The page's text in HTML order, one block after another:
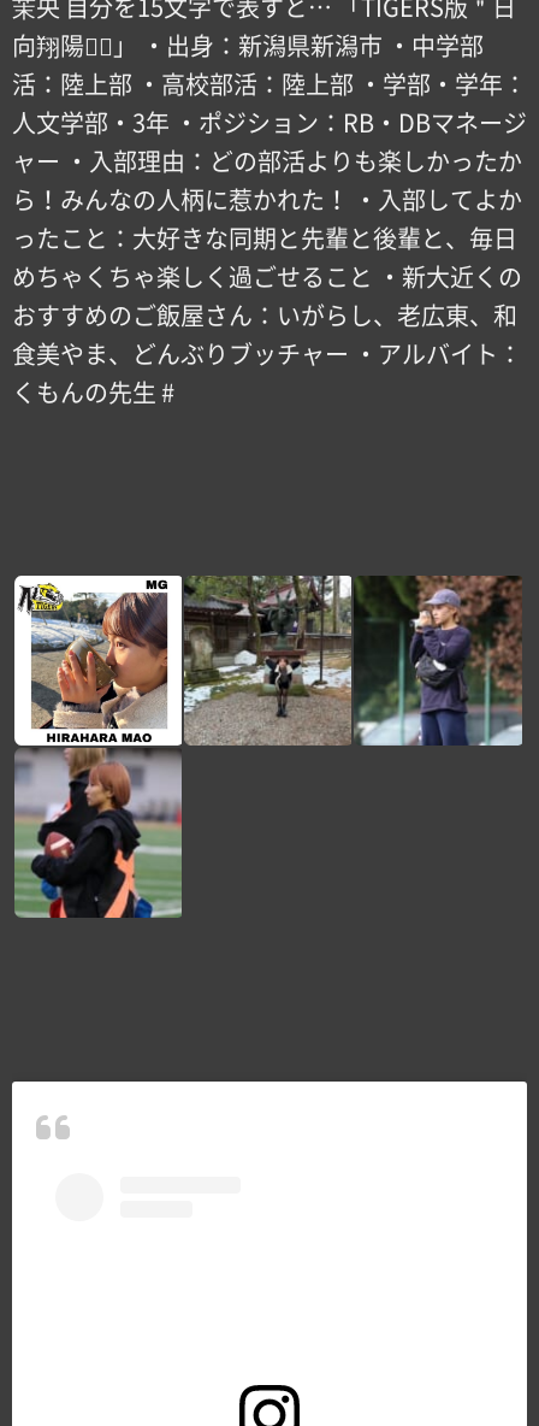
茉央 自分を15文字で表すと… 「TIGERS版＂日
向翔陽＂🏻」 ・出身：新潟県新潟市 ・中学部
活：陸上部 ・高校部活：陸上部 ・学部・学年：
人文学部・3年 ・ポジション：RB・DBマネージ
ャー ・入部理由：どの部活よりも楽しかったか
ら！みんなの人柄に惹かれた！ ・入部してよか
ったこと：大好きな同期と先輩と後輩と、毎日
めちゃくちゃ楽しく過ごせること ・新大近くの
おすすめのご飯屋さん：いがらし、老広東、和
食美やま、どんぶりブッチャー ・アルバイト：
くもんの先生 #